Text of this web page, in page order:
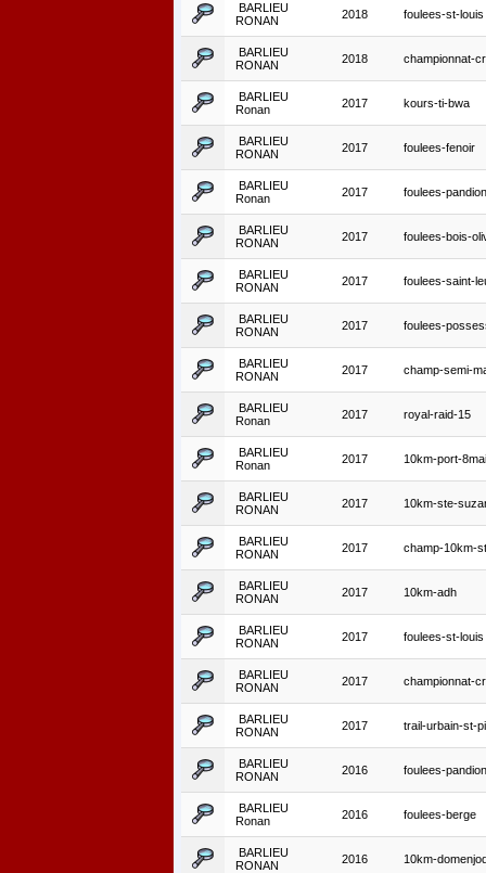
BARLIEU
RONAN
2018 foulees-st-louis
BARLIEU
RONAN
2018 championnat-
BARLIEU
Ronan
2017 kours-ti-bwa
BARLIEU
RONAN
2017 foulees-fenoir
BARLIEU
Ronan
2017 foulees-pandion
BARLIEU
RONAN
2017 foulees-bois-
BARLIEU
RONAN
2017 foulees-saint-
BARLIEU
RONAN
2017 foulees-
BARLIEU
RONAN
2017 champ-semi-
BARLIEU
Ronan
2017 royal-raid-15
BARLIEU
Ronan
2017 10km-port-8mai
BARLIEU
RONAN
2017 10km-ste-
BARLIEU
RONAN
2017 champ-10km-
BARLIEU
RONAN
2017 10km-adh
BARLIEU
RONAN
2017 foulees-st-louis
BARLIEU
RONAN
2017 championnat-
BARLIEU
RONAN
2017 trail-urbain-st-
BARLIEU
RONAN
2016 foulees-pandion
BARLIEU
Ronan
2016 foulees-berge
BARLIEU
RONAN
2016 10km-